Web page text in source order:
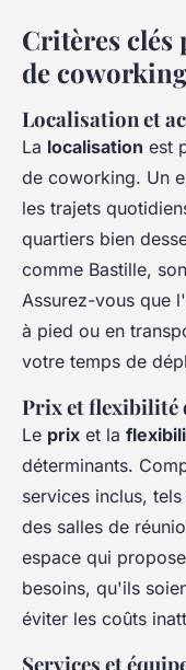
Critères clés
de coworking
Localisation et
La localisation est
de coworking. Un
les trajets
quartiers bien
comme Bastille,
Assurez-vous que
à pied ou en
votre temps de
Prix et flexibilité
Le prix et la
déterminants.
services inclus,
des salles de
espace qui
besoins, qu'ils
éviter les coûts
Services et